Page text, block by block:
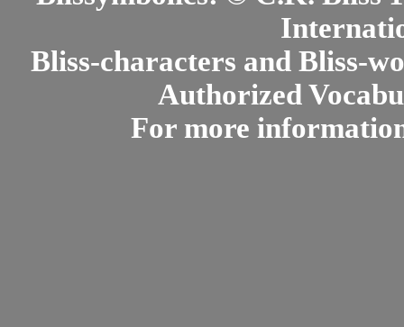
Bliss-characters and Bliss-
Authorized
For more